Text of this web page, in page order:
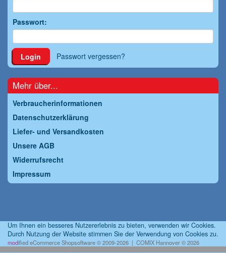
Passwort:
Login Passwort vergessen?
Mehr über...
Verbraucherinformationen
Datenschutzerklärung
Liefer- und Versandkosten
Unsere AGB
Widerrufsrecht
Impressum
Um Ihnen ein besseres Nutzererlebnis zu bieten, verwenden wir Cookies.
Durch Nutzung der Website stimmen Sie der Verwendung von Cookies zu.
modified eCommerce Shopsoftware © 2009-2026 | COMIX Hannover © 2026